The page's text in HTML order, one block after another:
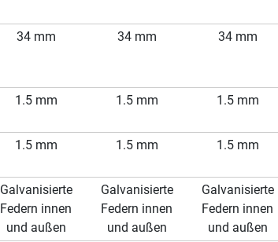
34 mm 34 mm 34 mm
1.5 mm 1.5 mm 1.5 mm
1.5 mm 1.5 mm 1.5 mm
Galvanisierte
Federn innen
und außen
Galvanisierte
Federn innen
und außen
Galvanisierte
Federn innen
und außen